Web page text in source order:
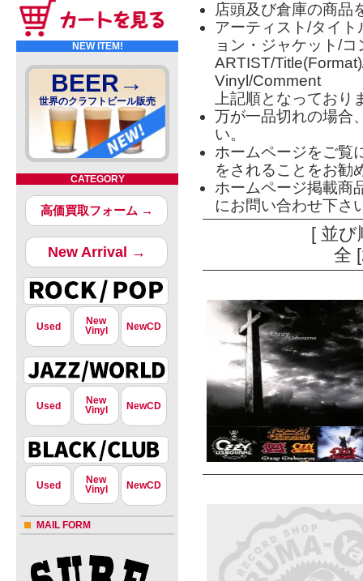
NEW ITEM!
BEER→
世界のクラフトビール販売
CATEGORY
高価買取フォーム →
New Arrival →
Used
New
Vinyl
NewCD
Used
New
Vinyl
NewCD
Used
New
Vinyl
NewCD
MAIL FORM
店頭及び倉庫の商品
アーティスト/タイ
ョン・ジャケット/
ARTIST/
Vinyl/Comment
上記順となっており
万が一品切れの場合
い。
ホームページをご覧
をされることをお勧
ホームページ掲載商
にお問い合わせ下さ
[ 並
全